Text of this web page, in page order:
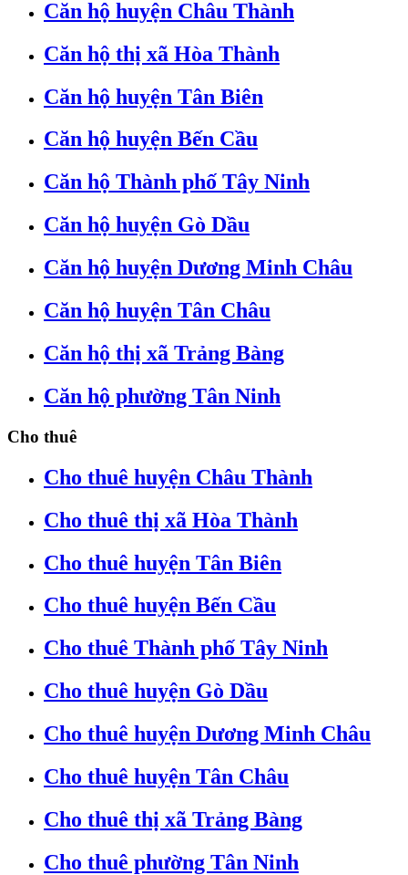
Căn hộ huyện Châu Thành
Căn hộ thị xã Hòa Thành
Căn hộ huyện Tân Biên
Căn hộ huyện Bến Cầu
Căn hộ Thành phố Tây Ninh
Căn hộ huyện Gò Dầu
Căn hộ huyện Dương Minh Châu
Căn hộ huyện Tân Châu
Căn hộ thị xã Trảng Bàng
Căn hộ phường Tân Ninh
Cho thuê
Cho thuê huyện Châu Thành
Cho thuê thị xã Hòa Thành
Cho thuê huyện Tân Biên
Cho thuê huyện Bến Cầu
Cho thuê Thành phố Tây Ninh
Cho thuê huyện Gò Dầu
Cho thuê huyện Dương Minh Châu
Cho thuê huyện Tân Châu
Cho thuê thị xã Trảng Bàng
Cho thuê phường Tân Ninh